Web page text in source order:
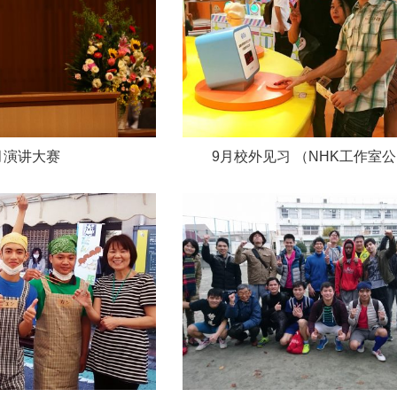
演讲大赛 9月校外见习 （NHK工作室